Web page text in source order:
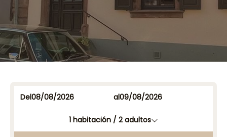
Del al
1 habitación / 2adultos